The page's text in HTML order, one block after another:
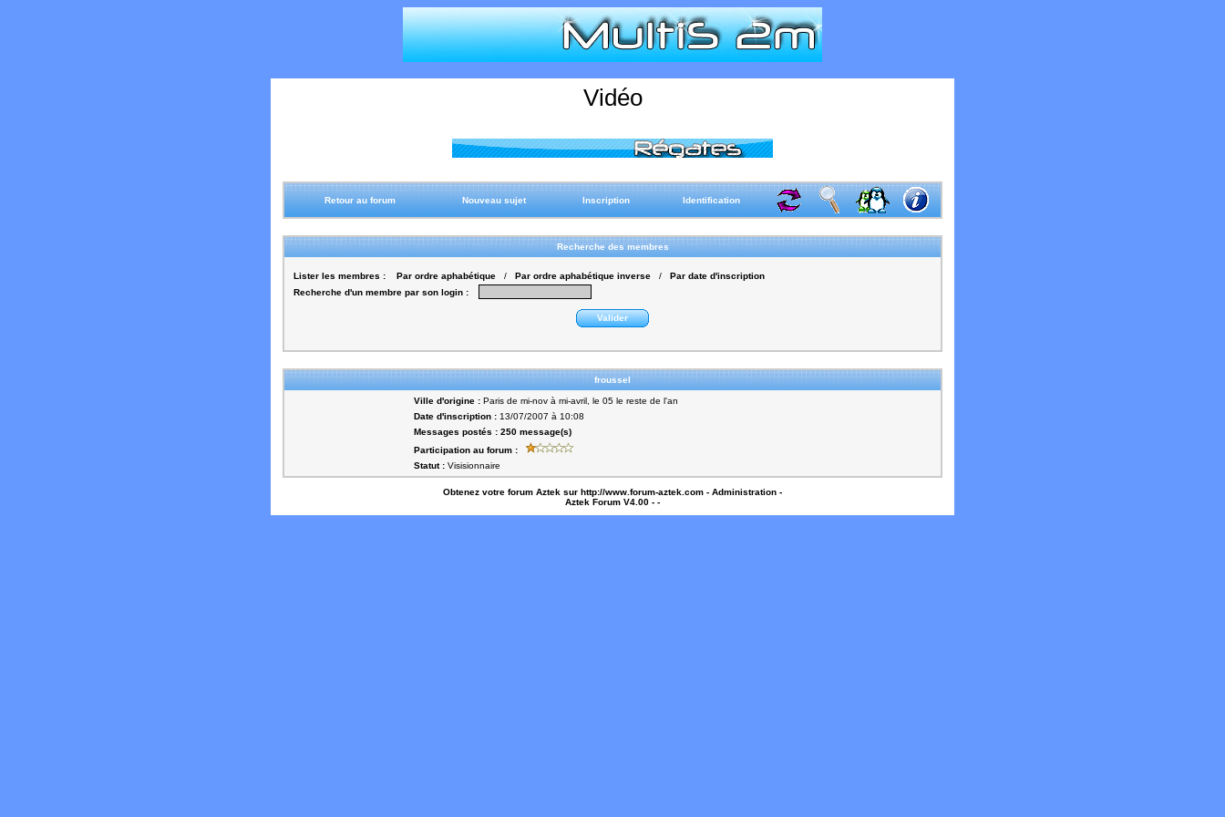
Vidéo
Retour au forum Nouveau sujet Inscription Identification
Recherche des membres
Lister les membres : Par ordre aphabétique / Par ordre aphabétique inverse / Par date d'inscription
Recherche d'un membre par son login :
Valider
froussel
Ville d'origine : Paris de mi-nov à mi-avril, le 05 le reste de l'an
Date d'inscription : 13/07/2007 à 10:08
Messages postés : 250 message(s)
Participation au forum :
Statut : Visisionnaire
Obtenez votre forum Aztek sur http://www.forum-aztek.com - Administration -
Aztek Forum V4.00 - -